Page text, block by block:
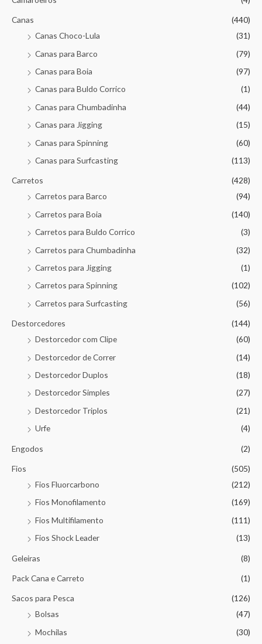
Canas
(440)
Canas Choco-Lula
(31)
Canas para Barco
(79)
Canas para Boia
(97)
Canas para Buldo Corrico
(1)
Canas para Chumbadinha
(44)
Canas para Jigging
(15)
Canas para Spinning
(60)
Canas para Surfcasting
(113)
Carretos
(428)
Carretos para Barco
(94)
Carretos para Boia
(140)
Carretos para Buldo Corrico
(3)
Carretos para Chumbadinha
(32)
Carretos para Jigging
(1)
Carretos para Spinning
(102)
Carretos para Surfcasting
(56)
Destorcedores
(144)
Destorcedor com Clipe
(60)
Destorcedor de Correr
(14)
Destorcedor Duplos
(18)
Destorcedor Simples
(27)
Destorcedor Triplos
(21)
Urfe
(4)
Engodos (2)
Fios
(505)
Fios Fluorcarbono
(212)
Fios Monofilamento
(169)
Fios Multifilamento
(111)
Fios Shock Leader
(13)
Geleiras (8)
Pack Cana e Carreto (1)
Sacos para Pesca
(126)
Bolsas
(47)
Mochilas
(30)